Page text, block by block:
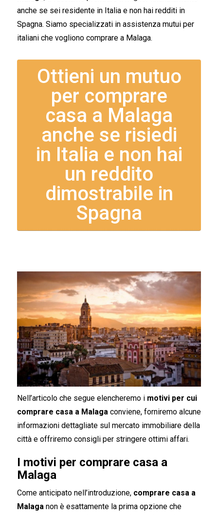
anche se sei residente in Italia e non hai redditi in
Spagna. Siamo specializzati in assistenza mutui per
italiani che vogliono comprare a Malaga.
Ottieni un mutuo
per comprare
casa a Malaga
anche se risiedi
in Italia e non hai
un reddito
dimostrabile in
Spagna
Nell’articolo che segue elencheremo i motivi per cui
comprare casa a Malaga conviene, forniremo alcune
informazioni dettagliate sul mercato immobiliare della
città e offriremo consigli per stringere ottimi affari.
I motivi per comprare casa a
Malaga
Come anticipato nell’introduzione, comprare casa a
Malaga non è esattamente la prima opzione che